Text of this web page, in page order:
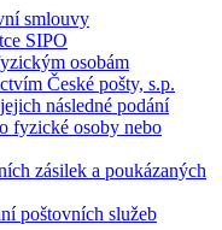
smlouvy
SIPO
osobám
České pošty, s.p.
následné podání
fyzické osoby nebo
zásilek a poukázaných
poštovních služeb